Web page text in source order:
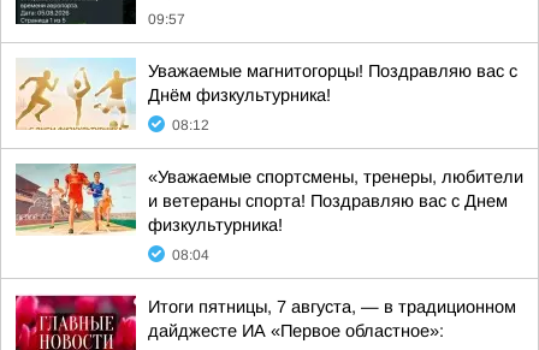
09:57
Уважаемые магнитогорцы! Поздравляю вас с
Днём физкультурника!
08:12
«Уважаемые спортсмены, тренеры, любители
и ветераны спорта! Поздравляю вас с Днем
физкультурника!
08:04
Итоги пятницы, 7 августа, — в традиционном
дайджесте ИА «Первое областное»: